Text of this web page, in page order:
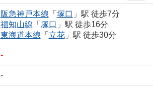
阪急神戸本線 「 塚口 」駅 徒歩7分
福知山線 「 塚口 」駅 徒歩16分
東海道本線 「 立花」駅 徒歩30分
-
-